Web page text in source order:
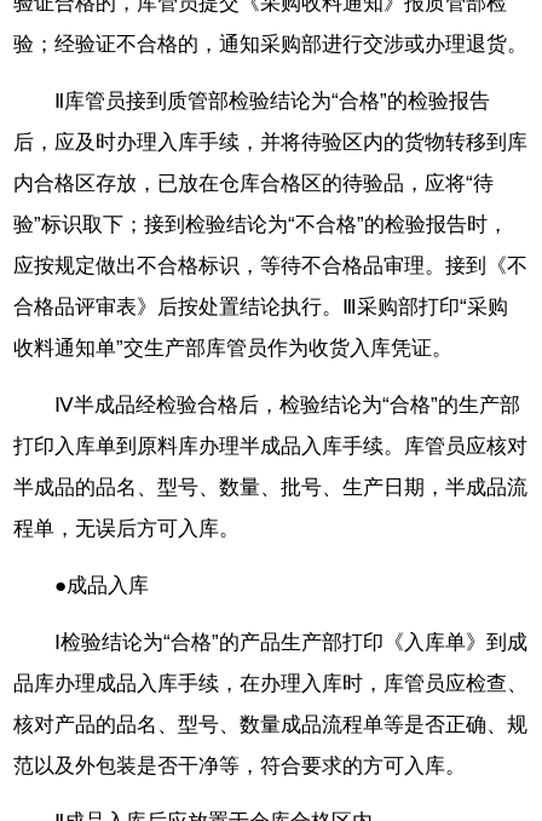
验；经验证不合格的，通知采购部进行交涉或办理退货。
Ⅱ库管员接到质管部检验结论为“合格”的检验报告
后，应及时办理入库手续，并将待验区内的货物转移到库
内合格区存放，已放在仓库合格区的待验品，应将“待
验”标识取下；接到检验结论为“不合格”的检验报告时，
应按规定做出不合格标识，等待不合格品审理。接到《不
合格品评审表》后按处置结论执行。Ⅲ采购部打印“采购
收料通知单”交生产部库管员作为收货入库凭证。
Ⅳ半成品经检验合格后，检验结论为“合格”的生产部
打印入库单到原料库办理半成品入库手续。库管员应核对
半成品的品名、型号、数量、批号、生产日期，半成品流
程单，无误后方可入库。
●成品入库
Ⅰ检验结论为“合格”的产品生产部打印《入库单》到成
品库办理成品入库手续，在办理入库时，库管员应检查、
核对产品的品名、型号、数量成品流程单等是否正确、规
范以及外包装是否干净等，符合要求的方可入库。